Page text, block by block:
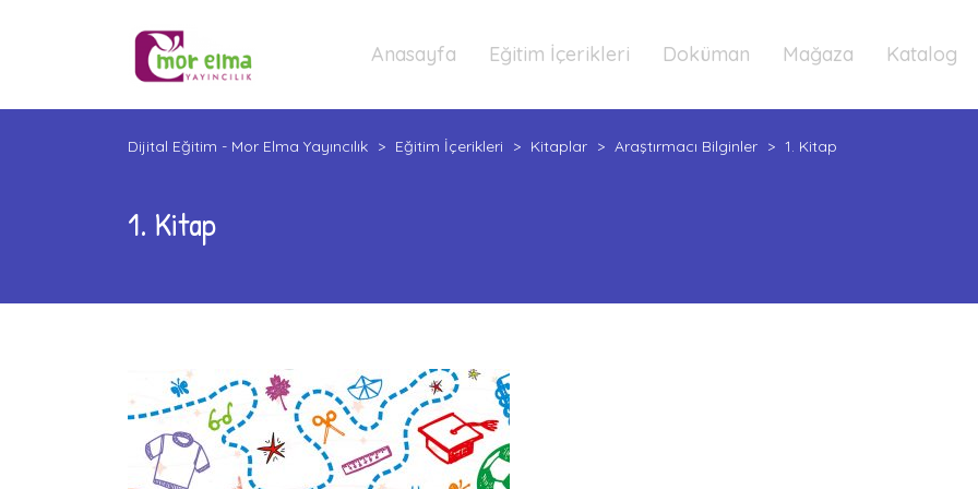
Anasayfa Eğitim İçerikleri Doküman Mağaza Katalog
Dijital Eğitim - Mor Elma Yayıncılık > Eğitim İçerikleri > Kitaplar > Araştırmacı Bilginler > 1. Kitap
1. Kitap